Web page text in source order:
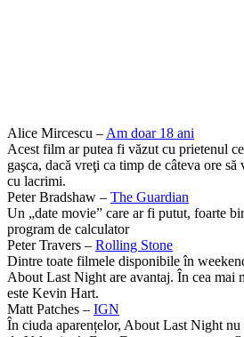
Alice Mircescu – Am doar 18 ani
Acest film ar putea fi văzut cu prietenul
gaşca, dacă vreţi ca timp de câteva ore să
cu lacrimi.
Peter Bradshaw – The Guardian
Un „date movie” care ar fi putut, foarte
program de calculator
Peter Travers – Rolling Stone
Dintre toate filmele disponibile în
About Last Night are avantaj. În cea mai
este Kevin Hart.
Matt Patches – IGN
În ciuda aparențelor, About Last Night